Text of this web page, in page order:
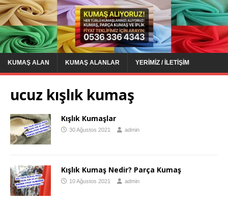
KUMAŞ ALAN KUMAŞ ALANLAR YERIMIZ / İLETIŞIM
ucuz kışlık kumaş
Kışlık Kumaşlar
30 Ağustos 2021 admin
Kışlık Kumaş Nedir? Parça Kumaş
10 Ağustos 2021 admin